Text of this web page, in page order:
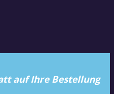
auf Ihre Bestellung